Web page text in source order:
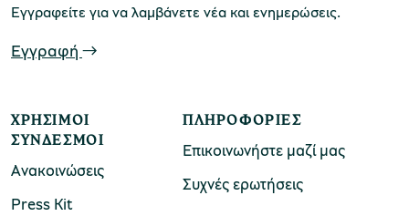
Εγγραφείτε για να λαμβάνετε νέα και ενημερώσεις.
Εγγραφή
ΧΡΉΣΙΜΟΙ
ΣΎΝΔΕΣΜΟΙ
Ανακοινώσεις
Press Kit
ΠΛΗΡΟΦΟΡΊΕΣ
Επικοινωνήστε μαζί μας
Συχνές ερωτήσεις